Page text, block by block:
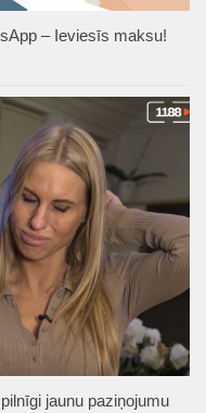
– Ieviesīs maksu!
jaunu paziņojumu